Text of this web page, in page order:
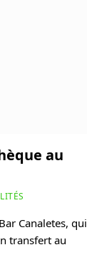
au
Canaletes, qui
transfert au